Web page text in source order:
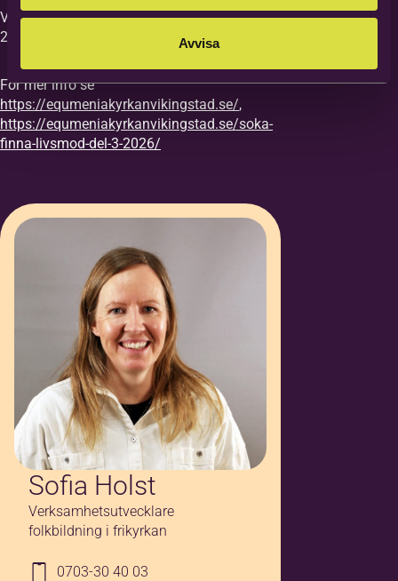
Avvisa
Vi vill ha din anmälan till kursen senast
27/8.
För mer info se
https://equmeniakyrkanvikingstad.se/,
https://equmeniakyrkanvikingstad.se/soka-
finna-livsmod-del-3-2026/
Sofia Holst
Verksamhetsutvecklare
folkbildning i frikyrkan
0703-30 40 03